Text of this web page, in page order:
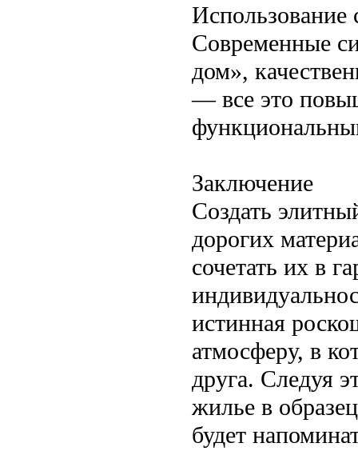
Использование
Современные
дом»,
— все это
Заключение
Создать
дорогих
сочетать их в
истинная
атмосферу, в
друга. Следуя
жилье в
будет